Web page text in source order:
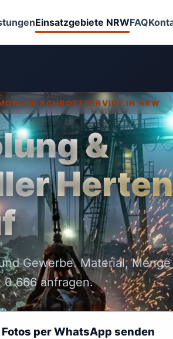
Einsatzgebiete NRWFAQ
SCHROTTSERVICE IN NRW
&
Gewerbe. Material,
0 666 anfragen.
Fotos per WhatsApp senden